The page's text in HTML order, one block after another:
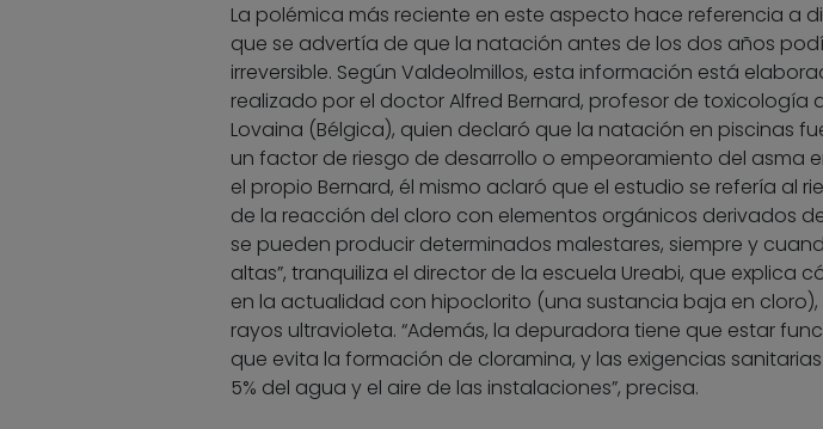
La polémica más reciente en este aspecto hace referencia a
que se advertía de que la natación antes de los dos años
irreversible. Según Valdeolmillos, esta información está
realizado por el doctor Alfred Bernard, profesor de toxicología
Lovaina (Bélgica), quien declaró que la natación en piscinas
un factor de riesgo de desarrollo o empeoramiento del asma
el propio Bernard, él mismo aclaró que el estudio se refería al
de la reacción del cloro con elementos orgánicos derivados
se pueden producir determinados malestares, siempre y
altas”, tranquiliza el director de la escuela Ureabi, que explica
en la actualidad con hipoclorito (una sustancia baja en
rayos ultravioleta. “Además, la depuradora tiene que estar
que evita la formación de cloramina, y las exigencias
5% del agua y el aire de las instalaciones”, precisa.